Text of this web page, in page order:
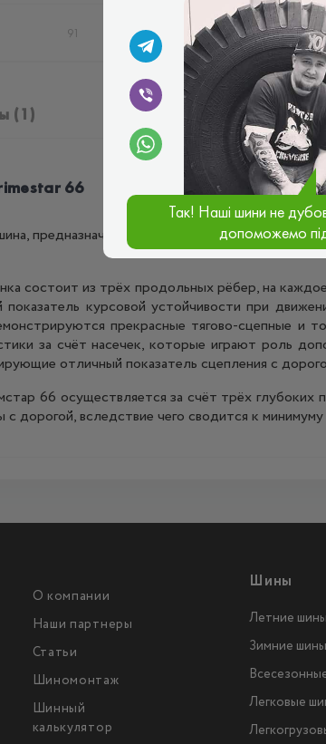
91 H
(1)
66
предназначенная для эксплуатации на
состоит из трёх продольных рёбер, на
курсовой устойчивости при
прекрасные тягово-сцепные и
за счёт насечек, которые играют роль
отличный показатель сцепления с
66 осуществляется за счёт трёх
дорогой, вследствие чего сводится к
О компании
Наши партнеры
Статьи
Шиномонтаж
Шинный
калькулятор
Шины
Летние шины
Зимние шины
Легковые
Так! Наші шини не
допоможемо